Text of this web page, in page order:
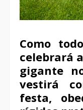
Como
celebrará
gigante
vestirá
festa,